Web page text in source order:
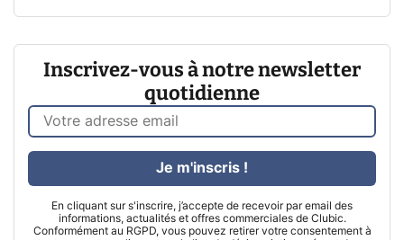
Inscrivez-vous à notre newsletter
quotidienne
En cliquant sur s'inscrire, j’accepte de recevoir par email des
informations, actualités et offres commerciales de Clubic.
Conformément au RGPD, vous pouvez retirer votre consentement à
Je m'inscris !